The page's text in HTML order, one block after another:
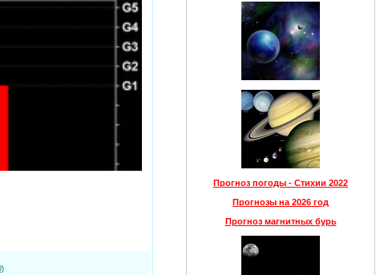
Прогноз погоды - Стихии 2022
Прогнозы на 2026 год
Прогноз магнитных бурь